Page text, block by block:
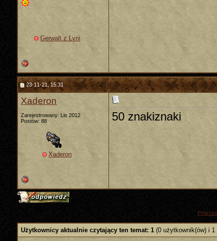
Gerwalt z Lyrii
23-11-21, 15:31
Xaderon
Zarejestrowany: Lis 2012
Postów: 88
Xaderon
50 znakiznaki
Użytkownicy aktualnie czytający ten temat: 1 (0 użytkownik(ów) i 1